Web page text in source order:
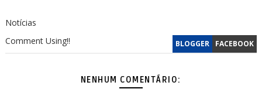
Notícias
BLOGGER FACEBOOK
Comment Using!!
NENHUM COMENTÁRIO: